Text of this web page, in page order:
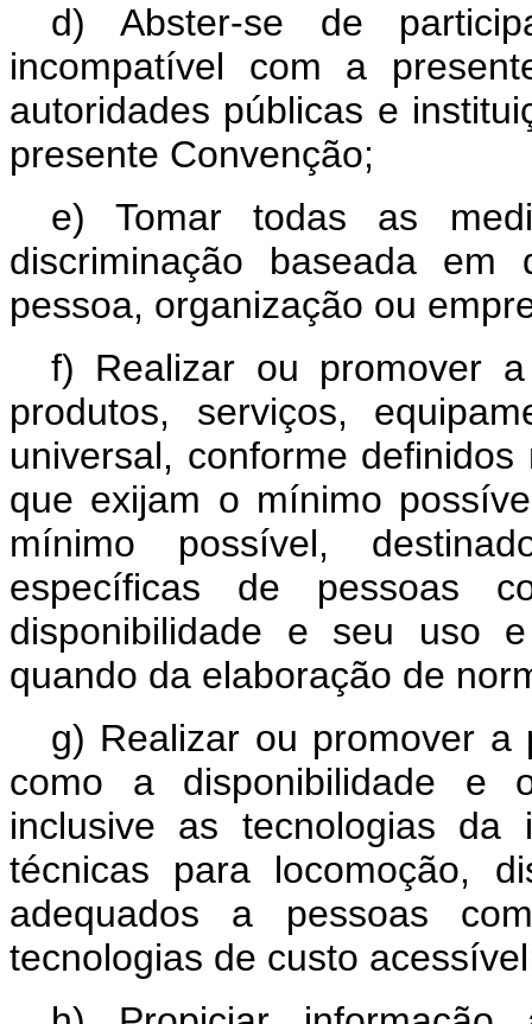
d) Abster-se de
incompatível com a
autoridades públicas e
presente Convenção;
e) Tomar todas as
discriminação baseada
pessoa, organização ou
f) Realizar ou promover
produtos, serviços,
universal, conforme
que exijam o mínimo
mínimo possível,
específicas de pessoas
disponibilidade e seu uso
quando da elaboração de
g) Realizar ou promover a
como a disponibilidade e
inclusive as tecnologias da
técnicas para locomoção,
adequados a pessoas
tecnologias de custo